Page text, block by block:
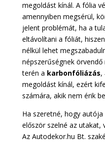
megoldást kínál. A fólia
amennyiben megsérül,
jelent problémát, ha a
eltávolítani a fóliát,
nélkül lehet
népszerűségnek
terén a karbonfóliázás,
megoldást kínál, ezért
számára, akik nem érik
Ha szeretné, hogy
először szelné az utakat,
Az Autodekor.hu Bt.